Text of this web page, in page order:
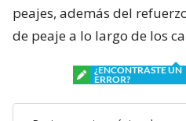
peajes, además del
de peaje a lo largo de los
¿ENCONTRASTE UN
ERROR?